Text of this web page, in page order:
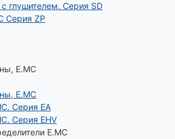
глушителем. Серия SD
Серия ZP
Е.МС
Е.МС
Серия EA
Серия EHV
E.MC